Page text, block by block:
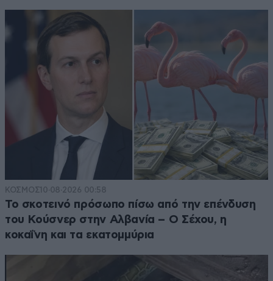
ΚΟΣΜΟΣ10·08·2026 00:58
Το σκοτεινό πρόσωπο πίσω από την επένδυση
του Κούσνερ στην Αλβανία – Ο Σέχου, η
κοκαΐνη και τα εκατομμύρια